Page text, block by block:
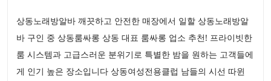
상동노래방알바 깨끗하고 안전한 매장에서 일할 상동노래방알
바 구인 중 상동룸싸롱 상동 대표 룸싸롱 업소 추천! 프라이빗한
룸 시스템과 고급스러운 분위기로 특별한 밤을 원하는 고객들에
게 인기 높은 장소입니다 상동여성전용클럽 남들의 시선 따윈